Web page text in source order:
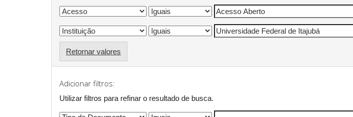
Retornar valores
Adicionar filtros:
Utilizar filtros para refinar o resultado de busca.